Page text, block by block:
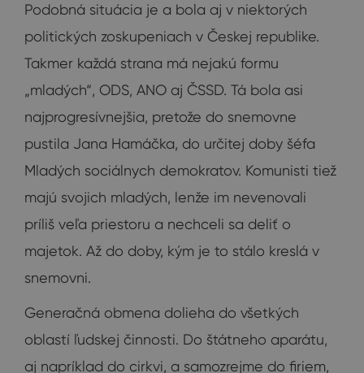
Podobná situácia je a bola aj v niektorých
politických zoskupeniach v Českej republike.
Takmer každá strana má nejakú formu
„mladých“, ODS, ANO aj ČSSD. Tá bola asi
najprogresívnejšia, pretože do snemovne
pustila Jana Hamáčka, do určitej doby šéfa
Mladých sociálnych demokratov. Komunisti tiež
majú svojich mladých, lenže im nevenovali
príliš veľa priestoru a nechceli sa deliť o
majetok. Až do doby, kým je to stálo kreslá v
snemovni.
Generačná obmena dolieha do všetkých
oblastí ľudskej činnosti. Do štátneho aparátu,
aj napríklad do cirkvi, a samozrejme do firiem,